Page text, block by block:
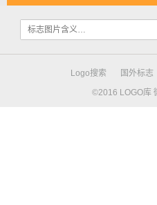
Logo搜索 国外标志
©2016 LOGO库